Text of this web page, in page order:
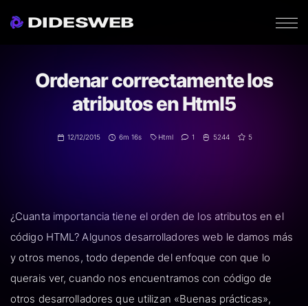
DIDESWEB
Ordenar correctamente los
atributos en Html5
12/12/2015 6m 16s Html 1 5244 5
¿Cuanta importancia tiene el orden de los atributos en el
código HTML? Algunos desarrolladores web le damos más
y otros menos, todo depende del enfoque con que lo
querais ver, cuando nos encuentramos con código de
otros desarrolladores que utilizan «Buenas prácticas»,